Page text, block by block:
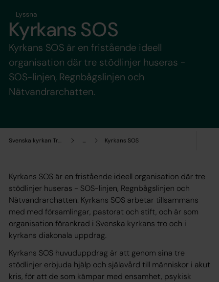
Svenska kyrkan Trollhättan ... Kyrkans SOS
Lyssna
Kyrkans SOS
Kyrkans SOS är en fristående ideell
organisation där tre stödlinjer huseras -
SOS-linjen, Regnbågslinjen och
Nätvandrarchatten.
Kyrkans SOS är en fristående ideell organisation där tre
stödlinjer huseras - SOS-linjen, Regnbågslinjen och
Nätvandrarchatten. Kyrkans SOS arbetar tillsammans
med med församlingar, pastorat och stift, och är som
organisation förankrad i Svenska kyrkans tro och i
kyrkans diakonala uppdrag.
Kyrkans SOS huvuduppdrag är att genom sina tre
stödlinjer erbjuda hjälp och själavård till människor i akut
kris, för att de som kämpar med ensamhet, psykisk